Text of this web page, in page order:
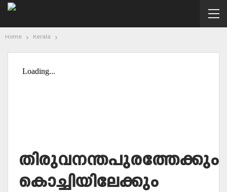
Home Kerala
തിരുവനന്തപുരത്തേക്കും
കൊച്ചിയിലേക്കും